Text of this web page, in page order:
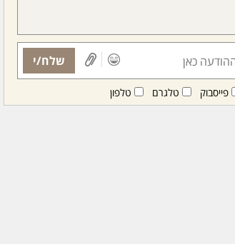
שלח/י
פייסבוק טלגרם טלפון